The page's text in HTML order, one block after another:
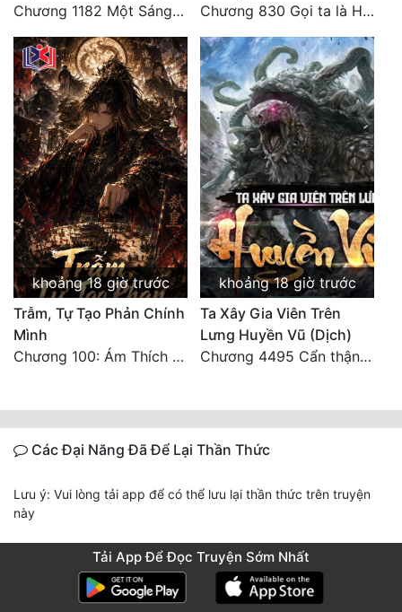
Chương 1182 Một Sáng Một Tối
Chương 830 Gọi ta là Hòa Sa
khoảng 18 giờ trước
Trẫm, Tự Tạo Phản Chính
Mình
Chương 100: Ám Thích Trên Vân Sơn
khoảng 18 giờ trước
Ta Xây Gia Viên Trên
Lưng Huyền Vũ (Dịch)
Chương 4495 Cẩn thận một chút vẫn là tốt.
Các Đại Năng Đã Để Lại Thần Thức
Lưu ý: Vui lòng tải app để có thể lưu lại thần thức trên truyện
này
Tải App Để Đọc Truyện Sớm Nhất